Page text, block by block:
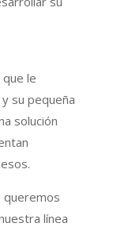
le
su pequeña
solución
queremos
línea